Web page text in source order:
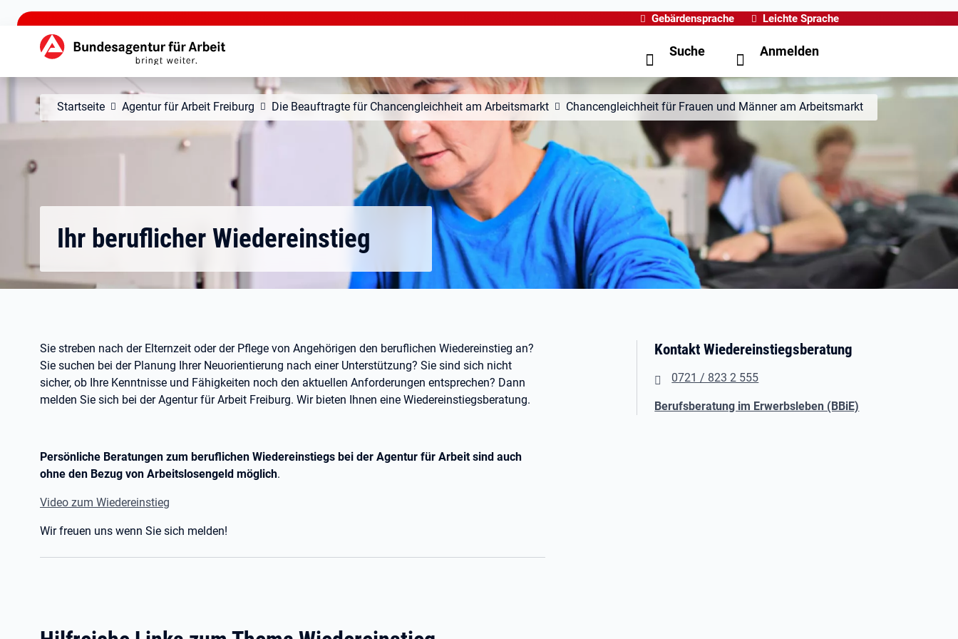
zu den Hauptinhalten springen
Gebärdensprache Leichte Sprache
Hauptnavigation Suche Anmelden
Startseite Agentur für Arbeit Freiburg Die Beauftragte für Chancengleichheit am Arbeitsmarkt Chancengleichheit für Frauen und Männer am Arbeitsmarkt
Ihr beruflicher Wiedereinstieg
Sie streben nach der Elternzeit oder der Pflege von Angehörigen den beruflichen Wiedereinstieg an?
Sie suchen bei der Planung Ihrer Neuorientierung nach einer Unterstützung? Sie sind sich nicht
sicher, ob Ihre Kenntnisse und Fähigkeiten noch den aktuellen Anforderungen entsprechen? Dann
melden Sie sich bei der Agentur für Arbeit Freiburg. Wir bieten Ihnen eine Wiedereinstiegsberatung.
Persönliche Beratungen zum beruflichen Wiedereinstiegs bei der Agentur für Arbeit sind auch
ohne den Bezug von Arbeitslosengeld möglich.
Video zum Wiedereinstieg
Wir freuen uns wenn Sie sich melden!
Kontakt Wiedereinstiegsberatung
​0721 / 823 2 555
Berufsberatung im Erwerbsleben (BBiE)